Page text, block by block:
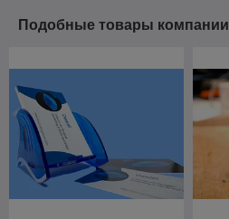
Подобные товары компании